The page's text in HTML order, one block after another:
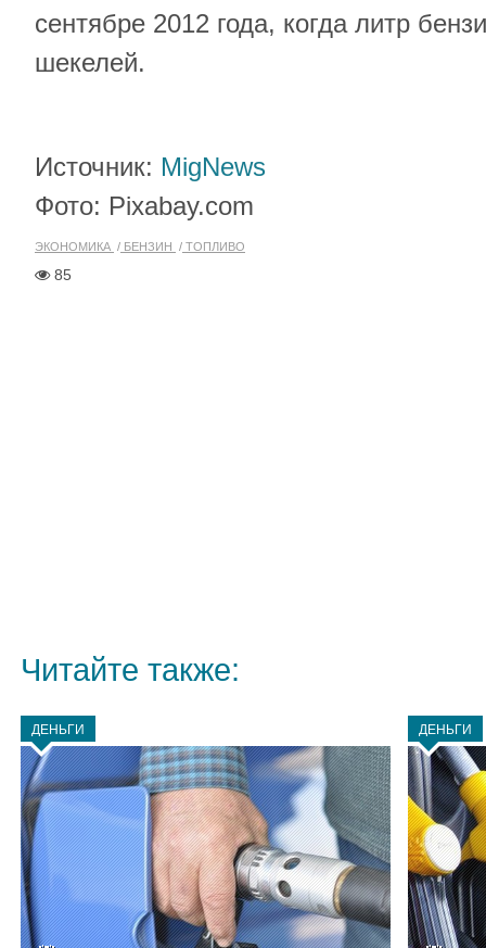
сентябре 2012 года, когда литр
шекелей.
Источник: MigNews
Фото: Pixabay.com
ЭКОНОМИКА БЕНЗИН ТОПЛИВО
85
Читайте также:
ДЕНЬГИ ДЕНЬГИ